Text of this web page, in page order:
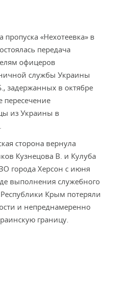
пропуска «Нехотеевка» в
передача
офицеров
службы Украины
задержанных в октябре
пересечение
из Украины в
сторона вернула
Кузнецова В. и Кулуба
города Херсон с июня
выполнения служебного
Крым потеряли
и непреднамеренно
границу.